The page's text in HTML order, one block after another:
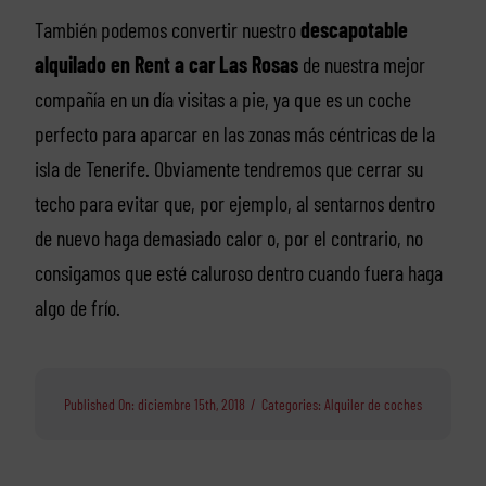
También podemos convertir nuestro descapotable
alquilado en Rent a car Las Rosasde nuestra mejor
compañía en un día visitas a pie, ya que es un coche
perfecto para aparcar en las zonas más céntricas de la
isla de Tenerife. Obviamente tendremos que cerrar su
techo para evitar que, por ejemplo, al sentarnos dentro
de nuevo haga demasiado calor o, por el contrario, no
consigamos que esté caluroso dentro cuando fuera haga
algo de frío.
Published On: diciembre 15th, 2018 / Categories: Alquiler de coches